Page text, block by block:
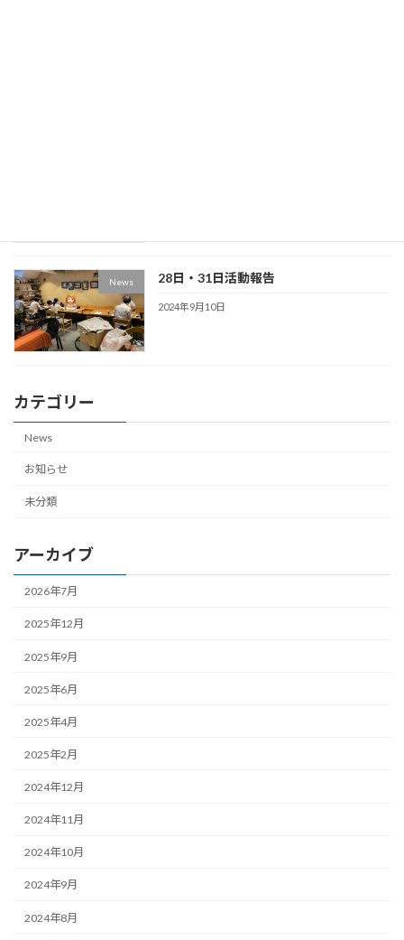
News 28日・31日活動報告
2024年9月10日
カテゴリー
News
お知らせ
未分類
アーカイブ
2026年7月
2025年12月
2025年9月
2025年6月
2025年4月
2025年2月
2024年12月
2024年11月
2024年10月
2024年9月
2024年8月